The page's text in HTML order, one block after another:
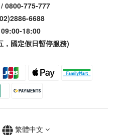
0800-775-777
6688
18:00
，國定假日暫停服務)
繁體中文